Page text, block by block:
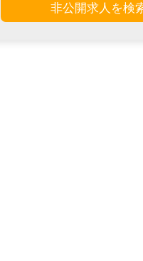
非公開求人を検